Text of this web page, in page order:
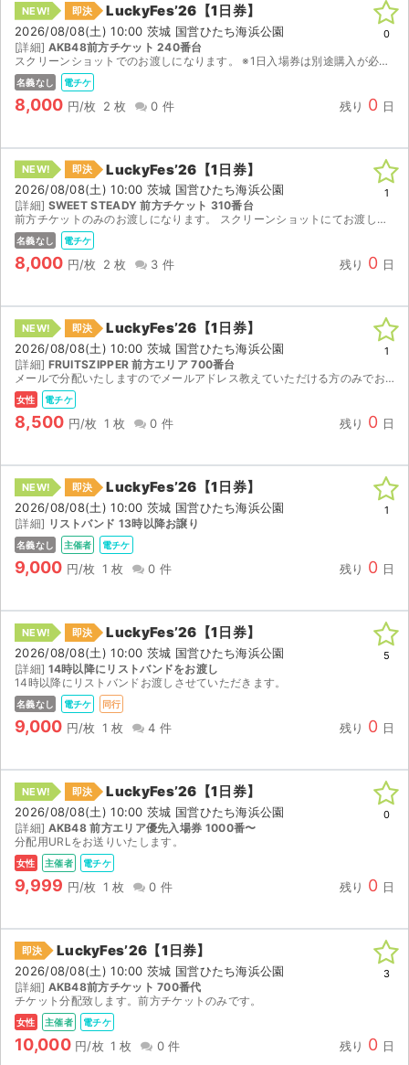
チケットジャム運営会社
チケットジャム利用規約
プライバシーポリシー
公演登録依頼
不正転売禁止法について
チケットジャムの取り組み
NEW! 即決 LuckyFes’26【1日券】
2026/08/08(土) 10:00 茨城 国営ひたち海浜公園
[詳細] AKB48前方チケット 240番台
スクリーンショットでのお渡しになります。 ※1日入場券は別途購入が必要です。
名義なし 電チケ
8,000 円/枚 2 枚 0 件 残り 0 日
0
NEW! 即決 LuckyFes’26【1日券】
2026/08/08(土) 10:00 茨城 国営ひたち海浜公園
[詳細] SWEET STEADY 前方チケット 310番台
前方チケットのみのお渡しになります。 スクリーンショットにてお渡しさせていただきます。 ※1日入場券は別途購入が必要です。
名義なし 電チケ
8,000 円/枚 2 枚 3 件 残り 0 日
1
NEW! 即決 LuckyFes’26【1日券】
2026/08/08(土) 10:00 茨城 国営ひたち海浜公園
[詳細] FRUITSZIPPER 前方エリア 700番台
メールで分配いたしますのでメールアドレス教えていただける方のみでお願いします。（前方チケットのみ）
女性 電チケ
8,500 円/枚 1 枚 0 件 残り 0 日
1
NEW! 即決 LuckyFes’26【1日券】
2026/08/08(土) 10:00 茨城 国営ひたち海浜公園
[詳細] リストバンド 13時以降お譲り
名義なし 主催者 電チケ
9,000 円/枚 1 枚 0 件 残り 0 日
1
NEW! 即決 LuckyFes’26【1日券】
2026/08/08(土) 10:00 茨城 国営ひたち海浜公園
[詳細] 14時以降にリストバンドをお渡し
14時以降にリストバンドお渡しさせていただきます。
名義なし 電チケ 同行
9,000 円/枚 1 枚 4 件 残り 0 日
5
NEW! 即決 LuckyFes’26【1日券】
2026/08/08(土) 10:00 茨城 国営ひたち海浜公園
[詳細] AKB48 前方エリア優先入場券 1000番〜
分配用URLをお送りいたします。
女性 主催者 電チケ
9,999 円/枚 1 枚 0 件 残り 0 日
0
即決 LuckyFes’26【1日券】
2026/08/08(土) 10:00 茨城 国営ひたち海浜公園
[詳細] AKB48前方チケット 700番代
チケット分配致します。前方チケットのみです。
女性 主催者 電チケ
10,000 円/枚 1 枚 0 件 残り 0 日
3